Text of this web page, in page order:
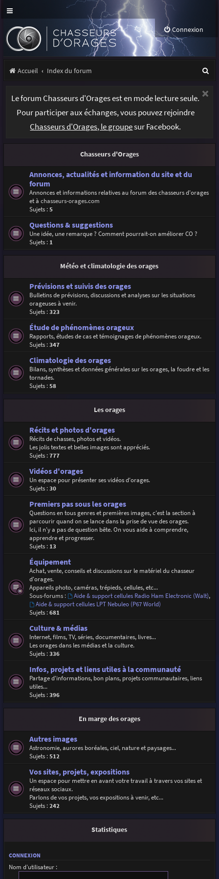
Connexion
Accueil Index du forum
r
Le forum Chasseurs d'Orages est en mode lecture seule.
Pour participer aux échanges, vous pouvez rejoindre
Chasseurs d'Orages, le groupesur Facebook.
Chasseurs d'Orages
Annonces, actualités et information du site et du
forum
Annonces et informations relatives au forum des chasseurs d'orages
et à chasseurs-orages.com
Sujets :5
Questions & suggestions
Une idée, une remarque ? Comment pourrait-on améliorer CO ?
Sujets : 1
Météo et climatologie des orages
Prévisions et suivis des orages
Bulletins de prévisions, discussions et analyses sur les situations
orageuses à venir.
Sujets :323
Étude de phénomènes orageux
Rapports, études de cas et témoignages de phénomènes orageux.
Sujets :347
Climatologie des orages
Bilans, synthèses et données générales sur les orages, la foudre et les
tornades.
Sujets :58
Les orages
Récits et photos d'orages
Récits de chasses, photos et vidéos.
Les jolis textes et belles images sont appréciés.
Sujets :777
Vidéos d'orages
Un espace pour présenter ses vidéos d'orages.
Sujets :30
Premiers pas sous les orages
Questions en tous genres et premières images, c'est la section à
parcourir quand on se lance dans la prise de vue des orages.
Ici, il n'y a pas de question bête. On vous aide à comprendre,
apprendre et progresser.
Sujets : 13
Équipement
Achat, vente, conseils et discussions sur le matériel du chasseur
d'orages.
Appareils photo, caméras, trépieds, cellules, etc...
Sous-forums :
Aide & support cellules Radio Ham Electronic (Walt),
Aide & support cellules LPT Nebuleo (P67 World)
Sujets :681
Culture & médias
Internet, films, TV, séries, documentaires, livres...
Les orages dans les médias et la culture.
Sujets :336
Infos, projets et liens utiles à la communauté
Partage d'informations, bon plans, projets communautaires, liens
utiles...
Sujets :396
En marge des orages
Autres images
Astronomie, aurores boréales, ciel, nature et paysages...
Sujets :512
Vos sites, projets, expositions
Un espace pour mettre en avant votre travail à travers vos sites et
réseaux sociaux.
Parlons de vos projets, vos expositions à venir, etc...
Sujets :242
Statistiques
CONNEXION
Nom d’utilisateur :